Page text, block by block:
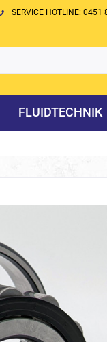
SERVICE HOTLINE: 0451
FLUIDTECHNIK